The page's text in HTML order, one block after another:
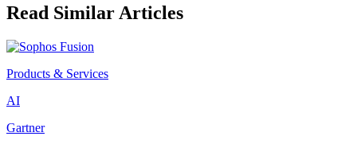
Read Similar Articles
Products & Services
AI
Gartner